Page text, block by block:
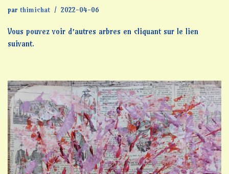
par thimichat 2022-04-06
Vous pouvez voir d’autres arbres en cliquant sur le lien
suivant.